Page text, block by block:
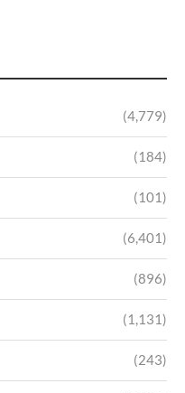
(4,779)
(184)
(101)
(6,401)
(896)
(1,131)
(243)